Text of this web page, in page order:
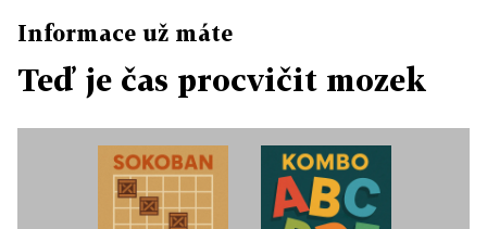
Informace už máte
Teď je čas procvičit mozek